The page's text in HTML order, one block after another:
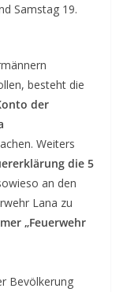
Samstag 19.
besteht die
der
Weiters
die 5
an den
Lana zu
„Feuerwehr
Bevölkerung